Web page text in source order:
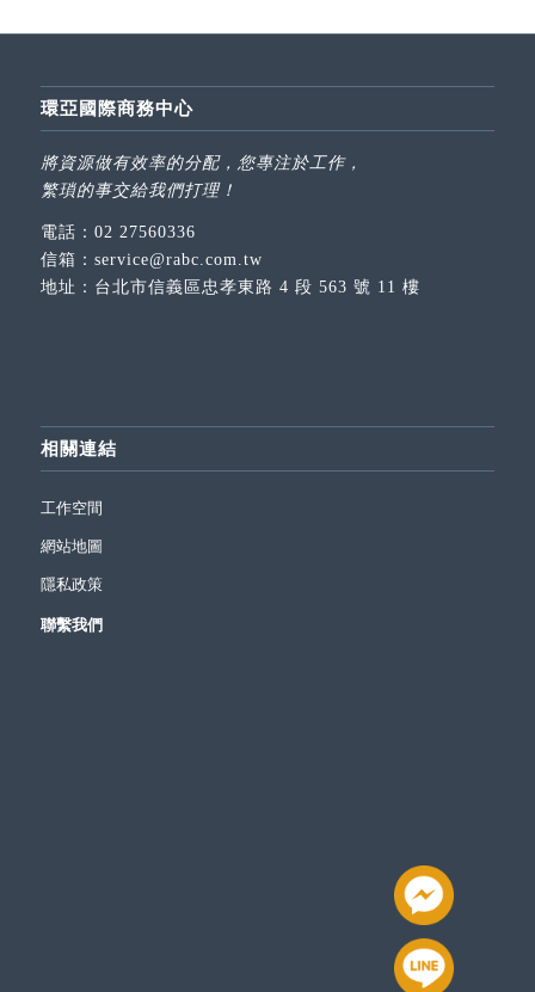
環亞國際商務中心
將資源做有效率的分配，您專注於工作，
繁瑣的事交給我們打理！
電話： 02 27560336
信箱： service@rabc.com.tw
地址： 台北市信義區忠孝東路 4 段 563 號 11 樓
相關連結
工作空間
網站地圖
隱私政策
聯繫我們